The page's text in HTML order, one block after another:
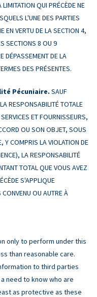
QUI PRÉCÈDE NE
L'UNE DES PARTIES
EN VERTU DE LA SECTION 4,
SECTIONS 8 OU 9
DÉPASSEMENT DE LA
DES PRÉSENTES.
Pécuniaire. SAUF
RESPONSABILITÉ TOTALE
ET FOURNISSEURS,
OU SON OBJET, SOUS
Y COMPRIS LA VIOLATION DE
LA RESPONSABILITÉ
TOTAL QUE VOUS AVEZ
S'APPLIQUE
OU AUTRE À
only to perform under this
than reasonable care.
to third parties
need to know who are
as protective as these